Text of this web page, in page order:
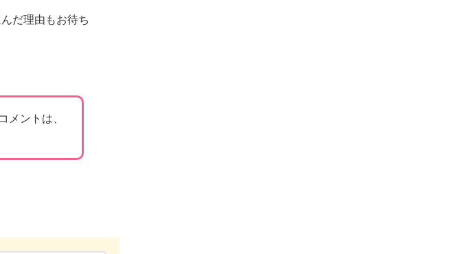
んだ理由もお待ち
メントは、